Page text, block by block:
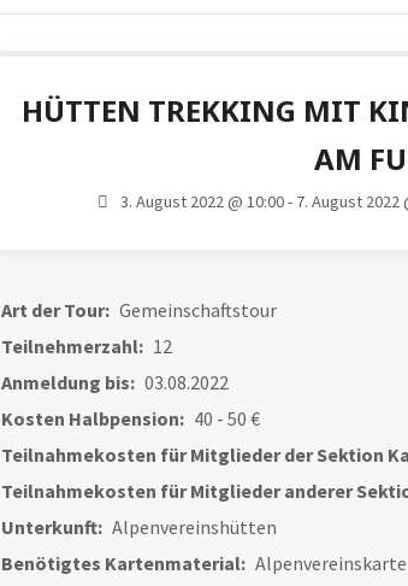
HÜTTEN TREKKING MIT
AM
3. August 2022 @ 10:00 - 7. August 2022
Art der Tour: Gemeinschaftstour
Teilnehmerzahl: 12
Anmeldung bis: 03.08.2022
Kosten Halbpension: 40 - 50 €
Teilnahmekosten für Mitglieder der Sektion
Teilnahmekosten für Mitglieder anderer
Unterkunft: Alpenvereinshütten
Benötigtes Kartenmaterial: